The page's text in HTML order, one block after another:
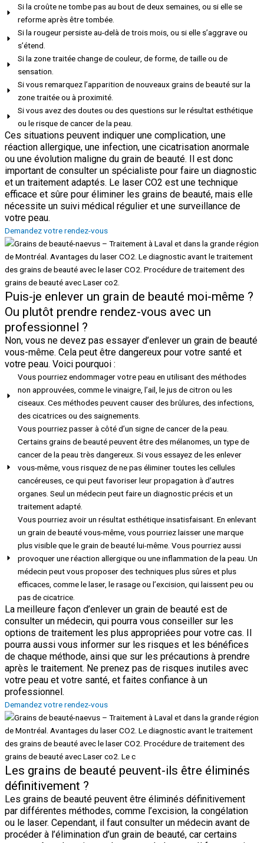
Si la croûte ne tombe pas au bout de deux semaines, ou si elle se
reforme après être tombée.
Si la rougeur persiste au-delà de trois mois, ou si elle s’aggrave ou
s’étend.
Si la zone traitée change de couleur, de forme, de taille ou de
sensation.
Si vous remarquez l’apparition de nouveaux grains de beauté sur la
zone traitée ou à proximité.
Si vous avez des doutes ou des questions sur le résultat esthétique
ou le risque de cancer de la peau.
Ces situations peuvent indiquer une complication, une
réaction allergique, une infection, une cicatrisation anormale
ou une évolution maligne du grain de beauté. Il est donc
important de consulter un spécialiste pour faire un diagnostic
et un traitement adaptés. Le laser CO2 est une technique
efficace et sûre pour éliminer les grains de beauté, mais elle
nécessite un suivi médical régulier et une surveillance de
votre peau.
Demandez votre rendez-vous
Puis-je enlever un grain de beauté moi-même ?
Ou plutôt prendre rendez-vous avec un
professionnel ?
Non, vous ne devez pas essayer d’enlever un grain de beauté
vous-même. Cela peut être dangereux pour votre santé et
votre peau. Voici pourquoi :
Vous pourriez endommager votre peau en utilisant des méthodes
non approuvées, comme le vinaigre, l’ail, le jus de citron ou les
ciseaux. Ces méthodes peuvent causer des brûlures, des infections,
des cicatrices ou des saignements.​
Vous pourriez passer à côté d’un signe de cancer de la peau.
Certains grains de beauté peuvent être des mélanomes, un type de
cancer de la peau très dangereux. Si vous essayez de les enlever
vous-même, vous risquez de ne pas éliminer toutes les cellules
cancéreuses, ce qui peut favoriser leur propagation à d’autres
organes. Seul un médecin peut faire un diagnostic précis et un
traitement adapté.
Vous pourriez avoir un résultat esthétique insatisfaisant. En enlevant
un grain de beauté vous-même, vous pourriez laisser une marque
plus visible que le grain de beauté lui-même. Vous pourriez aussi
provoquer une réaction allergique ou une inflammation de la peau. Un
médecin peut vous proposer des techniques plus sûres et plus
efficaces, comme le laser, le rasage ou l’excision, qui laissent peu ou
pas de cicatrice.
La meilleure façon d’enlever un grain de beauté est de
consulter un médecin, qui pourra vous conseiller sur les
options de traitement les plus appropriées pour votre cas. Il
pourra aussi vous informer sur les risques et les bénéfices
de chaque méthode, ainsi que sur les précautions à prendre
après le traitement. Ne prenez pas de risques inutiles avec
votre peau et votre santé, et faites confiance à un
professionnel.
Demandez votre rendez-vous
Les grains de beauté peuvent-ils être éliminés
définitivement ?
Les grains de beauté peuvent être éliminés définitivement
par différentes méthodes, comme l’excision, la congélation
ou le laser. Cependant, il faut consulter un médecin avant de
procéder à l’élimination d’un grain de beauté, car certains